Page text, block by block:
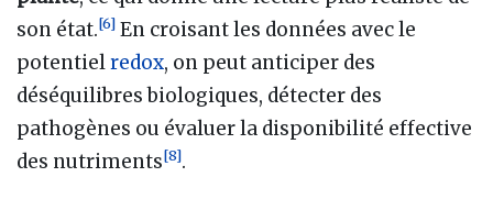
son état.[6] En croisant les données avec le
potentielredox, on peut anticiper des
déséquilibres biologiques, détecter des
pathogènes ou évaluer la disponibilité effective
des nutriments[8].